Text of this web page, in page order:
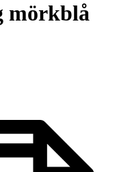
mörkblå